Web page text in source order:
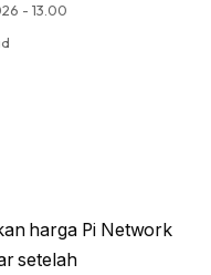
- 13.00
harga Pi Network
setelah